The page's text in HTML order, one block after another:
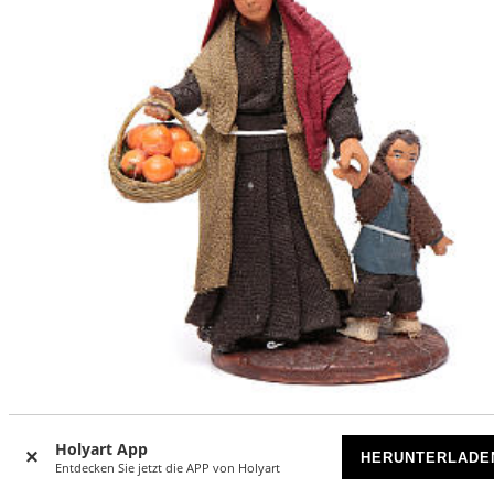
Holyart App
Entdecken Sie jetzt die APP von Holyart
Frau mit Kind im Hand 10cm neapolitanische Krippe
VORRÄTIG